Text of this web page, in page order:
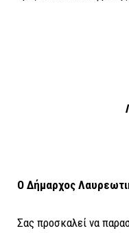
Ο Δήμαρχος
Σας προσκαλεί να